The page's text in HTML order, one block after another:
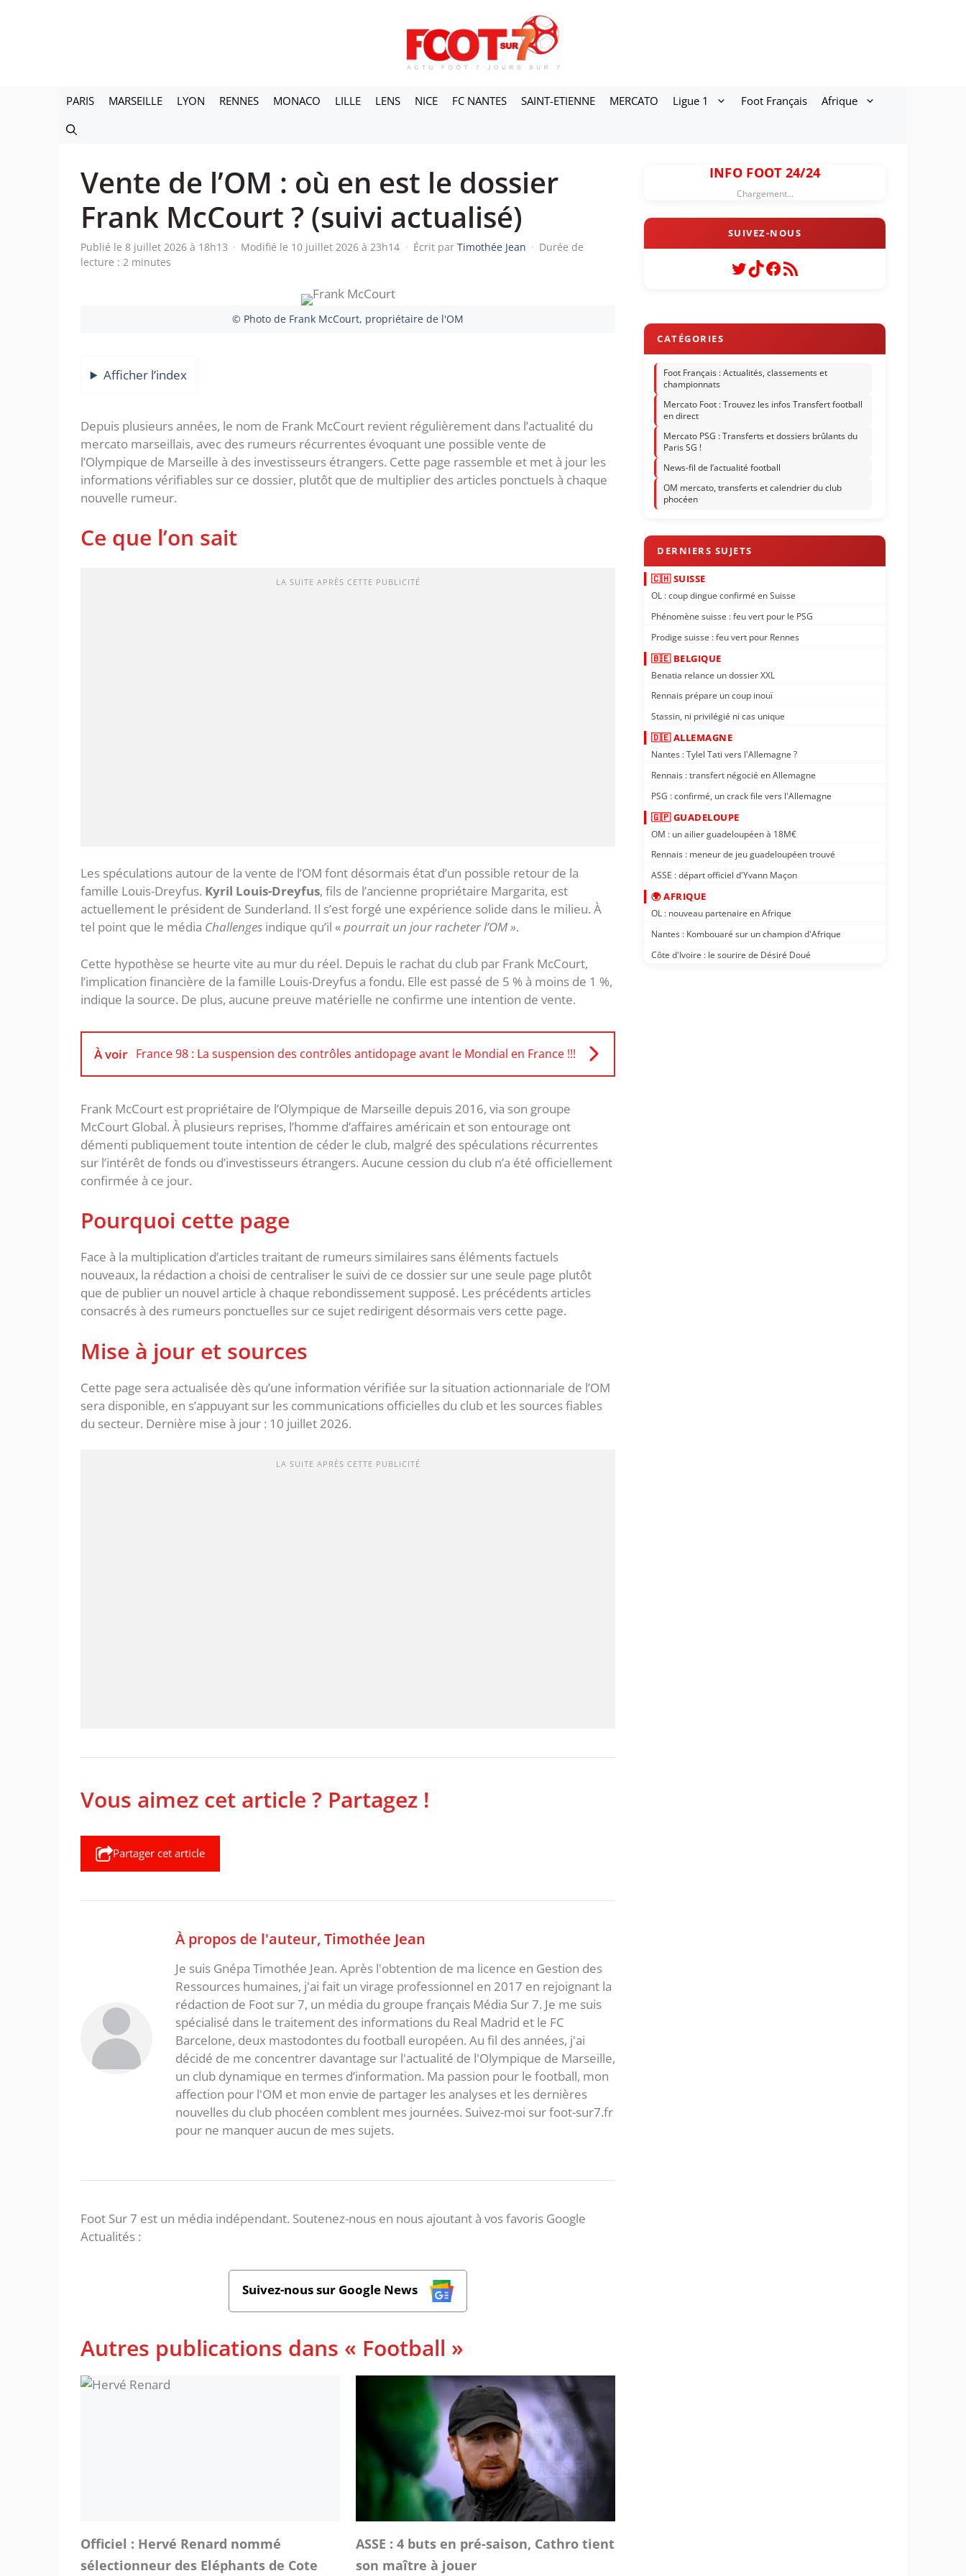
PARIS MARSEILLE LYON RENNES MONACO LILLE LENS NICE FC NANTES SAINT-ETIENNE MERCATO Ligue 1 Foot Français Afrique
Vente de l’OM : où en est le dossier
Frank McCourt ? (suivi actualisé)
Publié le 8 juillet 2026 à 18h13 · Modifié le 10 juillet 2026 à 23h14 · Écrit par Timothée Jean · Durée de
lecture : 2 minutes
© Photo de Frank McCourt, propriétaire de l'OM
Afficher l’index
Depuis plusieurs années, le nom de Frank McCourt revient régulièrement dans l’actualité du
mercato marseillais, avec des rumeurs récurrentes évoquant une possible vente de
l’Olympique de Marseille à des investisseurs étrangers. Cette page rassemble et met à jour les
informations vérifiables sur ce dossier, plutôt que de multiplier des articles ponctuels à chaque
nouvelle rumeur.
Ce que l’on sait
LA SUITE APRÈS CETTE PUBLICITÉ
Les spéculations autour de la vente de l’OM font désormais état d’un possible retour de la
famille Louis-Dreyfus. Kyril Louis-Dreyfus, fils de l’ancienne propriétaire Margarita, est
actuellement le président de Sunderland. Il s’est forgé une expérience solide dans le milieu. À
tel point que le média Challenges indique qu’il «pourrait un jour racheter l’OM ».
Cette hypothèse se heurte vite au mur du réel. Depuis le rachat du club par Frank McCourt,
l’implication financière de la famille Louis-Dreyfus a fondu. Elle est passé de 5 % à moins de 1 %,
indique la source. De plus, aucune preuve matérielle ne confirme une intention de vente.
À voir France 98 : La suspension des contrôles antidopage avant le Mondial en France !!!
Frank McCourt est propriétaire de l’Olympique de Marseille depuis 2016, via son groupe
McCourt Global. À plusieurs reprises, l’homme d’affaires américain et son entourage ont
démenti publiquement toute intention de céder le club, malgré des spéculations récurrentes
sur l’intérêt de fonds ou d’investisseurs étrangers. Aucune cession du club n’a été officiellement
confirmée à ce jour.
Pourquoi cette page
Face à la multiplication d’articles traitant de rumeurs similaires sans éléments factuels
nouveaux, la rédaction a choisi de centraliser le suivi de ce dossier sur une seule page plutôt
que de publier un nouvel article à chaque rebondissement supposé. Les précédents articles
consacrés à des rumeurs ponctuelles sur ce sujet redirigent désormais vers cette page.
Mise à jour et sources
Cette page sera actualisée dès qu’une information vérifiée sur la situation actionnariale de l’OM
sera disponible, en s’appuyant sur les communications officielles du club et les sources fiables
du secteur. Dernière mise à jour : 10 juillet 2026.
LA SUITE APRÈS CETTE PUBLICITÉ
Vous aimez cet article ? Partagez !
Partager cet article
À propos de l'auteur, Timothée Jean
Je suis Gnépa Timothée Jean. Après l'obtention de ma licence en Gestion des
Ressources humaines, j'ai fait un virage professionnel en 2017 en rejoignant la
rédaction de Foot sur 7, un média du groupe français Média Sur 7. Je me suis
spécialisé dans le traitement des informations du Real Madrid et le FC
Barcelone, deux mastodontes du football européen. Au fil des années, j'ai
décidé de me concentrer davantage sur l'actualité de l'Olympique de Marseille,
un club dynamique en termes d’information. Ma passion pour le football, mon
affection pour l'OM et mon envie de partager les analyses et les dernières
nouvelles du club phocéen comblent mes journées. Suivez-moi sur foot-sur7.fr
pour ne manquer aucun de mes sujets.
Foot Sur 7 est un média indépendant. Soutenez-nous en nous ajoutant à vos favoris Google
Actualités :
Suivez-nous sur Google News
Autres publications dans « Football »
Officiel : Hervé Renard nommé
sélectionneur des Eléphants de Cote
ASSE : 4 buts en pré-saison, Cathro tient
son maître à jouer
INFO FOOT 24/24
Chargement...
Twitter
TikTok
Facebook
Flux RSS
Foot Français : Actualités, classements et
championnats
Mercato Foot : Trouvez les infos Transfert football
en direct
Mercato PSG : Transferts et dossiers brûlants du
Paris SG !
News-fil de l’actualité football
OM mercato, transferts et calendrier du club
phocéen
🇨🇭 SUISSE
OL : coup dingue confirmé en Suisse
Phénomène suisse : feu vert pour le PSG
Prodige suisse : feu vert pour Rennes
🇧🇪 BELGIQUE
Benatia relance un dossier XXL
Rennais prépare un coup inouï
Stassin, ni privilégié ni cas unique
🇩🇪 ALLEMAGNE
Nantes : Tylel Tati vers l'Allemagne ?
Rennais : transfert négocié en Allemagne
PSG : confirmé, un crack file vers l'Allemagne
🇬🇵 GUADELOUPE
OM : un ailier guadeloupéen à 18M€
Rennais : meneur de jeu guadeloupéen trouvé
ASSE : départ officiel d'Yvann Maçon
🌍 AFRIQUE
OL : nouveau partenaire en Afrique
Nantes : Kombouaré sur un champion d'Afrique
Côte d'Ivoire : le sourire de Désiré Doué